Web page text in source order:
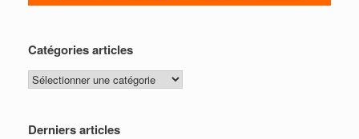
Catégories articles
Catégories
articles
Derniers articles